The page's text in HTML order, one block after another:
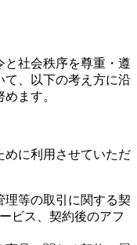
と社会秩序を尊重・遵
て、以下の考え方に沿
ます。
めに利用させていただ
理等の取引に関する契
ビス、契約後のアフ